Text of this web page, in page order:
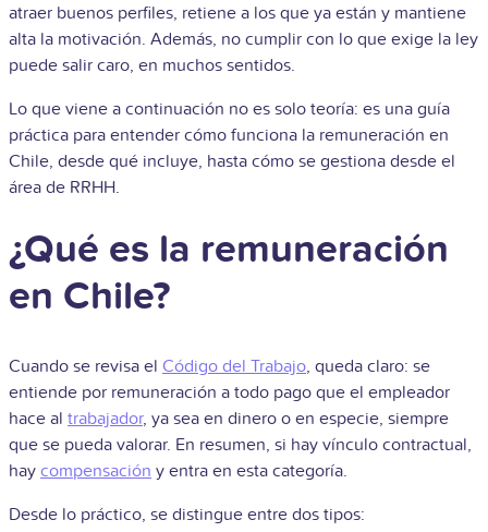
atraer buenos perfiles, retiene a los que ya están y mantiene
alta la motivación. Además, no cumplir con lo que exige la ley
puede salir caro, en muchos sentidos.
Lo que viene a continuación no es solo teoría: es una guía
práctica para entender cómo funciona la remuneración en
Chile, desde qué incluye, hasta cómo se gestiona desde el
área de RRHH.
¿Qué es la remuneración
en Chile?
Cuando se revisa el Código del Trabajo, queda claro: se
entiende por remuneración a todo pago que el empleador
hace al trabajador, ya sea en dinero o en especie, siempre
que se pueda valorar. En resumen, si hay vínculo contractual,
hay compensación y entra en esta categoría.
Desde lo práctico, se distingue entre dos tipos: